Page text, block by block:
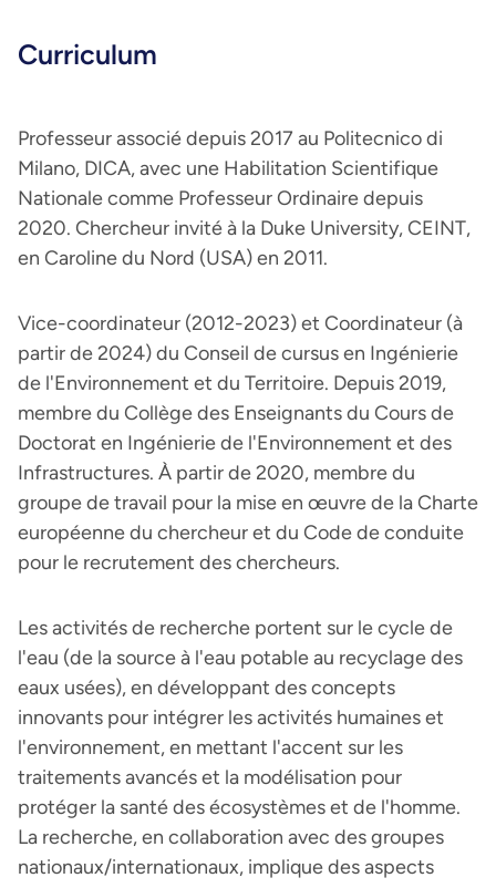
Curriculum
Professeur associé depuis 2017 au Politecnico di
Milano, DICA, avec une Habilitation Scientifique
Nationale comme Professeur Ordinaire depuis
2020. Chercheur invité à la Duke University, CEINT,
en Caroline du Nord (USA) en 2011.
Vice-coordinateur (2012-2023) et Coordinateur (à
partir de 2024) du Conseil de cursus en Ingénierie
de l'Environnement et du Territoire. Depuis 2019,
membre du Collège des Enseignants du Cours de
Doctorat en Ingénierie de l'Environnement et des
Infrastructures. À partir de 2020, membre du
groupe de travail pour la mise en œuvre de la Charte
européenne du chercheur et du Code de conduite
pour le recrutement des chercheurs.
Les activités de recherche portent sur le cycle de
l'eau (de la source à l'eau potable au recyclage des
eaux usées), en développant des concepts
innovants pour intégrer les activités humaines et
l'environnement, en mettant l'accent sur les
traitements avancés et la modélisation pour
protéger la santé des écosystèmes et de l'homme.
La recherche, en collaboration avec des groupes
nationaux/internationaux, implique des aspects